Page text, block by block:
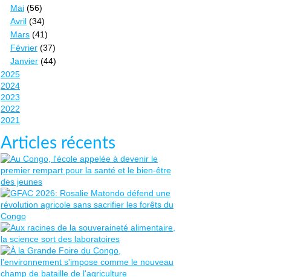
Mai (56)
Avril (34)
Mars (41)
Février (37)
Janvier (44)
2025
2024
2023
2022
2021
Articles récents